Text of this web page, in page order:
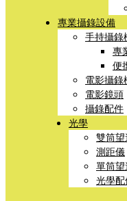
專業攝錄設備
手持攝錄
專
便
電影攝錄
電影鏡頭
攝錄配件
光學
雙筒望
測距儀
單筒望
光學配